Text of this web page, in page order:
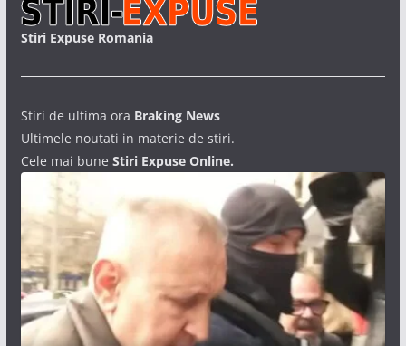
Stiri Expuse Romania
Stiri de ultima ora Braking News
Ultimele noutati in materie de stiri.
Cele mai bune Stiri Expuse Online.